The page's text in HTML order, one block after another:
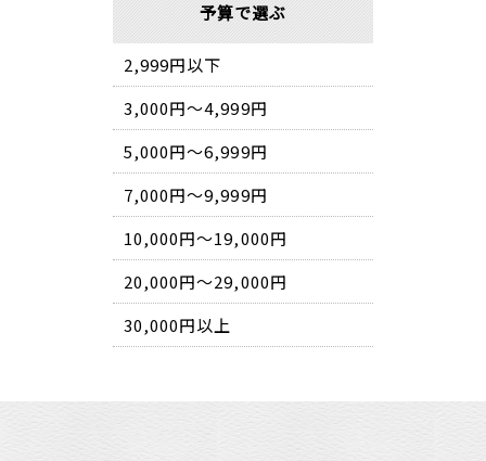
予算で選ぶ
2,999円以下
3,000円～4,999円
5,000円～6,999円
7,000円～9,999円
10,000円～19,000円
20,000円～29,000円
30,000円以上